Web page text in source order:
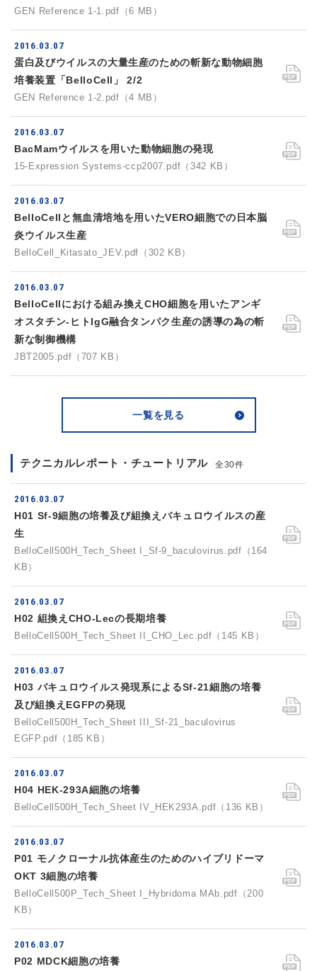
GEN Reference 1-1.pdf（6 MB）
2016.03.07
蛋白及びウイルスの大量生産のための斬新な動物細胞
培養装置「BelloCell」 2/2
GEN Reference 1-2.pdf（4 MB）
2016.03.07
BacMamウイルスを用いた動物細胞の発現
15-Expression Systems-ccp2007.pdf（342 KB）
2016.03.07
BelloCellと無血清培地を用いたVERO細胞での日本脳
炎ウイルス生産
BelloCell_Kitasato_JEV.pdf（302 KB）
2016.03.07
BelloCellにおける組み換えCHO細胞を用いたアンギ
オスタチン-ヒトIgG融合タンパク生産の誘導の為の斬
新な制御機構
JBT2005.pdf（707 KB）
一覧を見る
テクニカルレポート・チュートリアル 全30件
2016.03.07
H01 Sf-9細胞の培養及び組換えバキュロウイルスの産
生
BelloCell500H_Tech_Sheet I_Sf-9_baculovirus.pdf（164
KB）
2016.03.07
H02 組換えCHO-Lecの長期培養
BelloCell500H_Tech_Sheet II_CHO_Lec.pdf（145 KB）
2016.03.07
H03 バキュロウイルス発現系によるSf-21細胞の培養
及び組換えEGFPの発現
BelloCell500H_Tech_Sheet III_Sf-21_baculovirus
EGFP.pdf（185 KB）
2016.03.07
H04 HEK-293A細胞の培養
BelloCell500H_Tech_Sheet IV_HEK293A.pdf（136 KB）
2016.03.07
P01 モノクローナル抗体産生のためのハイブリドーマ
OKT 3細胞の培養
BelloCell500P_Tech_Sheet I_Hybridoma MAb.pdf（200
KB）
2016.03.07
P02 MDCK細胞の培養